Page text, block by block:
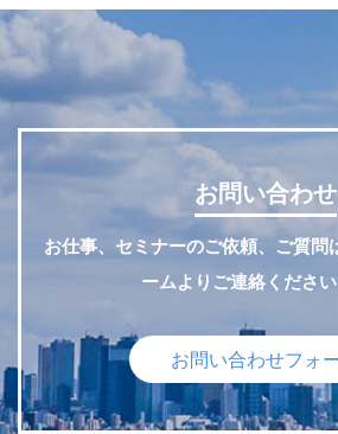
お問い合わせ
お仕事、セミナーのご依頼、ご質問
ームよりご連絡ください
お問い合わせフォ